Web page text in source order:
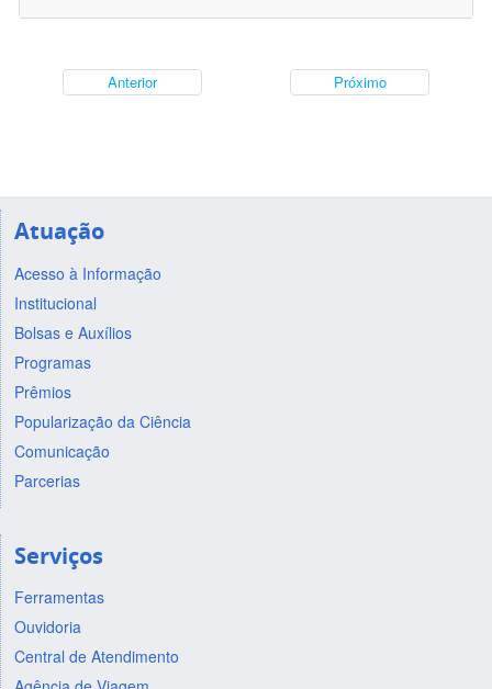
Anterior Próximo
Atuação
Acesso à Informação
Institucional
Bolsas e Auxílios
Programas
Prêmios
Popularização da Ciência
Comunicação
Parcerias
Serviços
Ferramentas
Ouvidoria
Central de Atendimento